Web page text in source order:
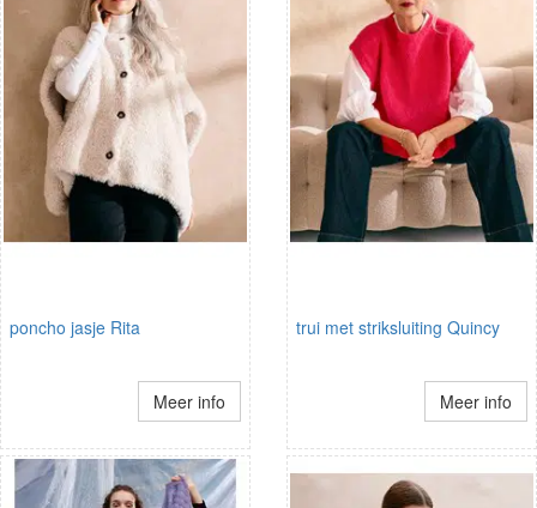
poncho jasje Rita
Meer info
trui met striksluiting Quincy
Meer info